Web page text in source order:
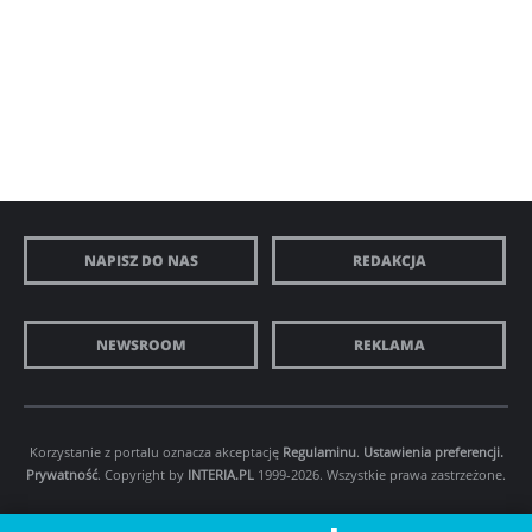
NAPISZ DO NAS REDAKCJA
NEWSROOM REKLAMA
Korzystanie z portalu oznacza akceptację Regulaminu. Ustawienia preferencji.
Prywatność. Copyright by INTERIA.PL 1999-2026. Wszystkie prawa zastrzeżone.